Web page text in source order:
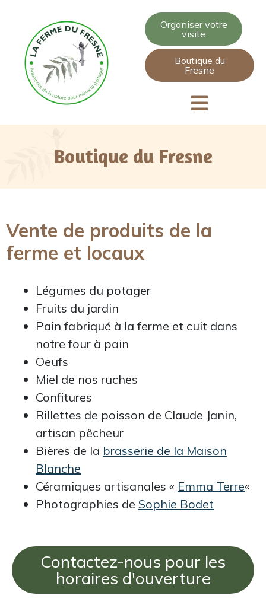
Organiser votre
visite
Boutique du
Fresne
Boutique du Fresne
Vente de produits de la
ferme et locaux
Légumes du potager
Fruits du jardin
Pain fabriqué à la ferme et cuit dans
notre four à pain
Oeufs
Miel de nos ruches
Confitures
Rillettes de poisson de Claude Janin,
artisan pêcheur
Bières de la brasserie de la Maison
Blanche
Céramiques artisanales « Emma Terre«
Photographies de Sophie Bodet
Contactez-nous pour les
horaires d'ouverture